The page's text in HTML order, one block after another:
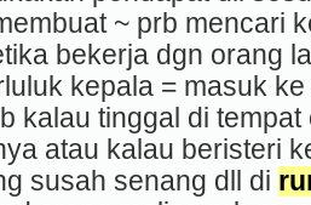
~ prb mencari
bekerja dgn orang
kepala = masuk
kalau tinggal di
atau kalau beristeri
susah senang dll di